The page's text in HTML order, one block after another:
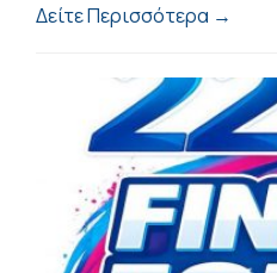
Δείτε Περισσότερα →